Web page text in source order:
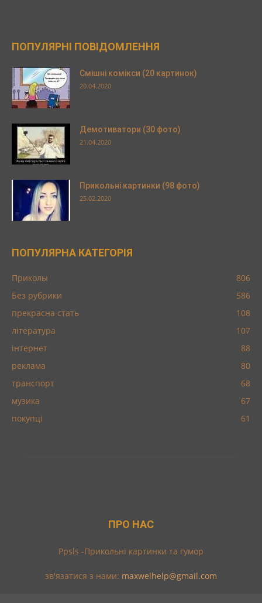
ПОПУЛЯРНІ ПОВІДОМЛЕННЯ
Смішні комікси (20 картинок)
20.04.2020
Демотиватори (30 фото)
21.04.2020
Прикольні картинки (98 фото)
25.02.2020
ПОПУЛЯРНА КАТЕГОРІЯ
Приколы
806
Без рубрики
586
прекрасна стать
108
література
107
інтернет
88
реклама
80
транспорт
68
музика
67
покупці
61
ПРО НАС
Ppsls -Прикольні картинки та гумор
зв'язатися з нами: maxwelhelp@gmail.com